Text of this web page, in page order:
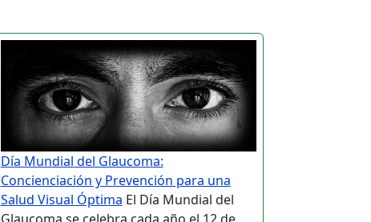
Día Mundial del Glaucoma:
Concienciación y Prevención para una
Salud Visual Óptima El Día Mundial del